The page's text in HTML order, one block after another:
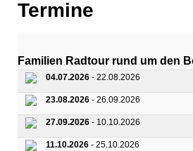
Termine
Familien Radtour rund um den
04.07.2026 - 22.08.2026
23.08.2026 - 26.09.2026
27.09.2026 - 10.10.2026
11.10.2026 - 25.10.2026